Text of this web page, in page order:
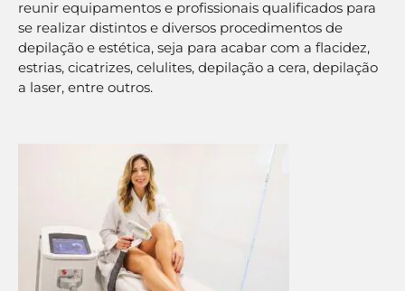
reunir equipamentos e profissionais qualificados para
se realizar distintos e diversos procedimentos de
depilação e estética, seja para acabar com a flacidez,
estrias, cicatrizes, celulites, depilação a cera, depilação
a laser, entre outros.